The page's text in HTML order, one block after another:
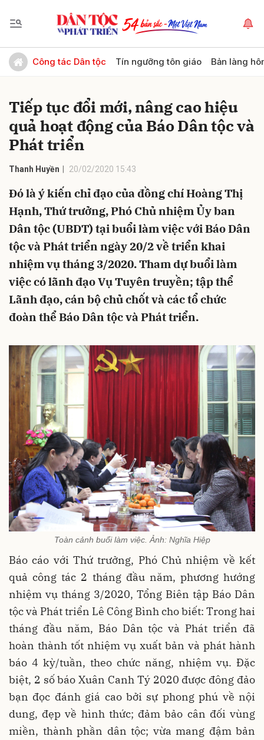
Công tác Dân tộc Tín ngưỡng tôn giáo Bản làng
Tiếp tục đổi mới, nâng cao hiệu
quả hoạt động của Báo Dân tộc và
Phát triển
Thanh Huyền 20/02/2020 15:43
Đó là ý kiến chỉ đạo của đồng chí Hoàng Thị
Hạnh, Thứ trưởng, Phó Chủ nhiệm Ủy ban
Dân tộc (UBDT) tại buổi làm việc với Báo Dân
tộc và Phát triển ngày 20/2 về triển khai
nhiệm vụ tháng 3/2020. Tham dự buổi làm
việc có lãnh đạo Vụ Tuyên truyền; tập thể
Lãnh đạo, cán bộ chủ chốt và các tổ chức
đoàn thể Báo Dân tộc và Phát triển.
Toàn cảnh buổi làm việc. Ảnh: Nghĩa Hiệp
Báo cáo với Thứ trưởng, Phó Chủ nhiệm về kết
quả công tác 2 tháng đầu năm, phương hướng
nhiệm vụ tháng 3/2020, Tổng Biên tập Báo Dân
tộc và Phát triển Lê Công Bình cho biết: Trong hai
tháng đầu năm, Báo Dân tộc và Phát triển đã
hoàn thành tốt nhiệm vụ xuất bản và phát hành
báo 4 kỳ/tuần, theo chức năng, nhiệm vụ. Đặc
biệt, 2 số báo Xuân Canh Tý 2020 được đông đảo
bạn đọc đánh giá cao bởi sự phong phú về nội
dung, đẹp về hình thức; đảm bảo cân đối vùng
miền, thành phần dân tộc; vừa mang đậm bản
Gửi bình luận